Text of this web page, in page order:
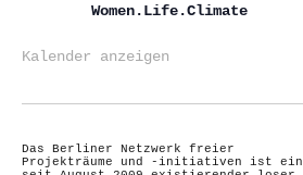
Women.Life.Climate
Kalender anzeigen
Das Berliner Netzwerk freier
Projekträume und -initiativen ist ein